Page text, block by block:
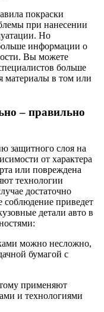
покраски
при нанесении
Но
информации о
Вы можете
больше
материалы в том или
– правильно
защитного слоя на
от характера
или повреждена
технологии
достаточно
соблюдение приведет
детали авто в
можно несложно,
бумагой с
применяют
и технологиями